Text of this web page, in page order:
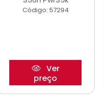
Código: 57294
Ver
preço